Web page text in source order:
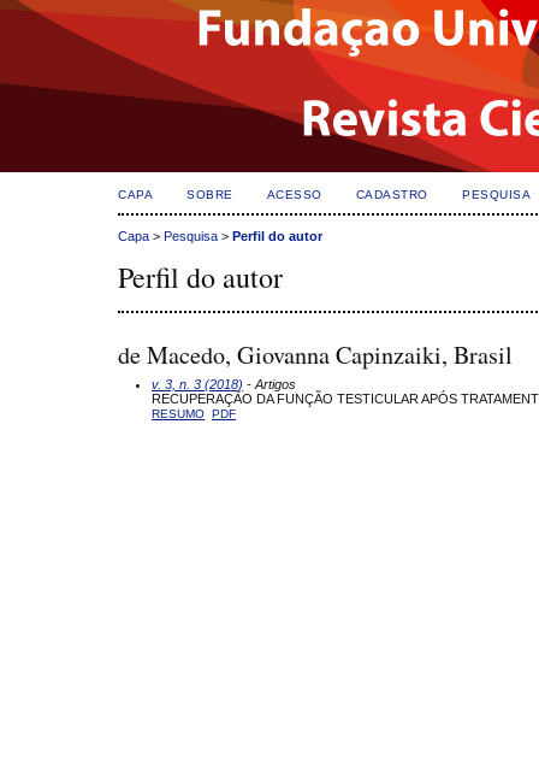
CAPA SOBRE ACESSO CADASTRO PESQUISA
Capa > Pesquisa > Perfil do autor
Perfil do autor
de Macedo, Giovanna Capinzaiki, Brasil
v. 3, n. 3 (2018) - Artigos
RECUPERAÇÃO DA FUNÇÃO TESTICULAR APÓS
RESUMO PDF